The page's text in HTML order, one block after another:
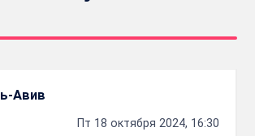
Авив
Пт 18 октября 2024, 16:30